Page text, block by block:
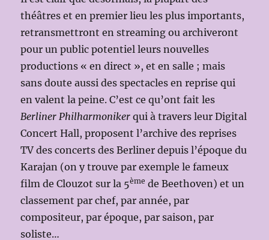
théâtres et en premier lieu les plus importants,
retransmettront en streaming ou archiveront
pour un public potentiel leurs nouvelles
productions « en direct », et en salle ; mais
sans doute aussi des spectacles en reprise qui
en valent la peine. C’est ce qu’ont fait les
Berliner Philharmoniker qui à travers leur Digital
Concert Hall, proposent l’archive des reprises
TV des concerts des Berliner depuis l’époque du
Karajan (on y trouve par exemple le fameux
film de Clouzot sur la 5ème de Beethoven) et un
classement par chef, par année, par
compositeur, par époque, par saison, par
soliste…